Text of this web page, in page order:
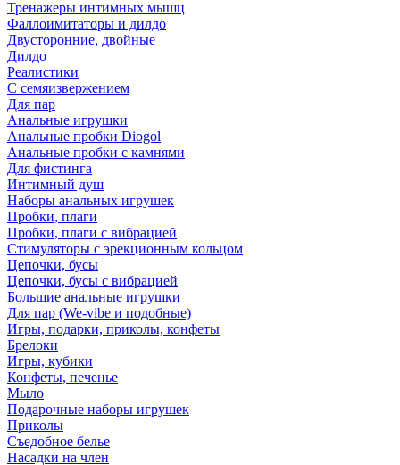
Тренажеры интимных мышц
Фаллоимитаторы и дилдо
Двусторонние, двойные
Дилдо
Реалистики
С семяизвержением
Для пар
Анальные игрушки
Анальные пробки Diogol
Анальные пробки с камнями
Для фистинга
Интимный душ
Наборы анальных игрушек
Пробки, плаги
Пробки, плаги с вибрацией
Стимуляторы с эрекционным кольцом
Цепочки, бусы
Цепочки, бусы с вибрацией
Большие анальные игрушки
Для пар (We-vibe и подобные)
Игры, подарки, приколы, конфеты
Брелоки
Игры, кубики
Конфеты, печенье
Мыло
Подарочные наборы игрушек
Приколы
Съедобное белье
Насадки на член